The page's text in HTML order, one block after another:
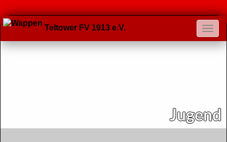
Teltower FV 1913 e.V.
Jugend